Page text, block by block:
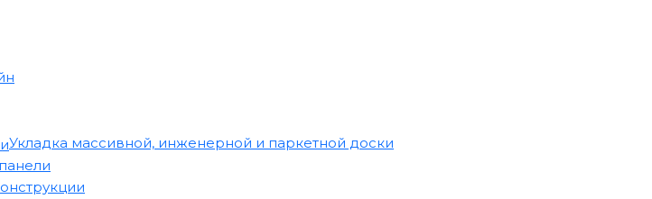
Укладка массивной, инженерной и паркетной доски